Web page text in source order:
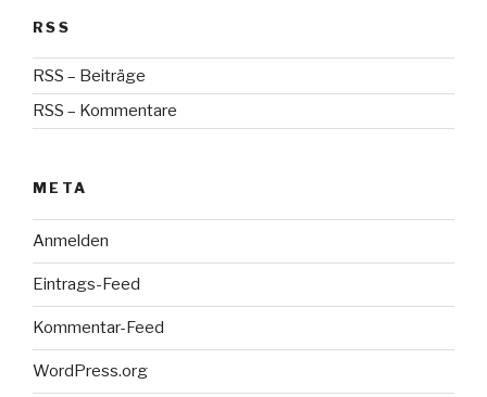
RSS
RSS – Beiträge
RSS – Kommentare
META
Anmelden
Eintrags-Feed
Kommentar-Feed
WordPress.org